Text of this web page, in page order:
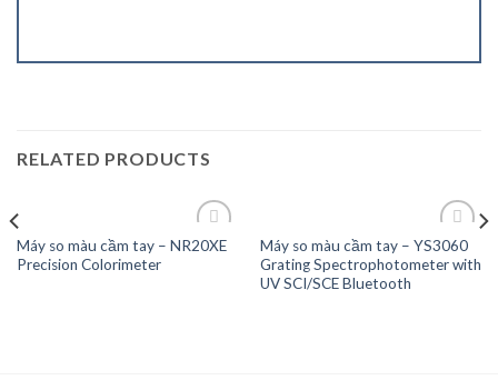
RELATED PRODUCTS
Máy so màu cầm tay – NR20XE
Precision Colorimeter
Máy so màu cầm tay – YS3060
Grating Spectrophotometer with
UV SCI/SCE Bluetooth